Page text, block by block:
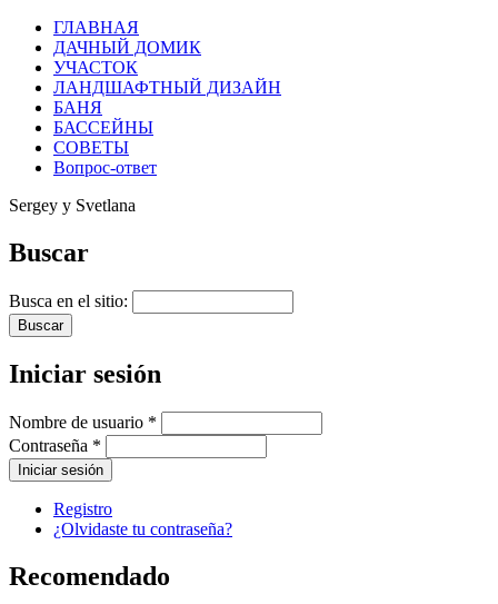
ГЛАВНАЯ
ДАЧНЫЙ ДОМИК
УЧАСТОК
ЛАНДШАФТНЫЙ ДИЗАЙН
БАНЯ
БАССЕЙНЫ
СОВЕТЫ
Вопрос-ответ
Sergey y Svetlana
Buscar
Busca en el sitio:
Iniciar sesión
Nombre de usuario *
Contraseña *
Registro
¿Olvidaste tu contraseña?
Recomendado